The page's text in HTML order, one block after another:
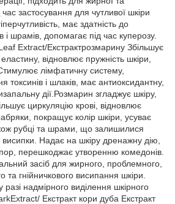
застосування для чутливої шкіри
має здатність до
і шрамів, допомагає під час куперозу.
Extract/Екстрактрозмарину Збільшує
відновлює пружність шкіри,
лімфатичну систему,
і шлаків, має антиоксидантну,
дії.Розмарин згладжує шкіру,
циркуляцію крові, відновлює
покращує колір шкіри, усуває
рубці та шрами, що залишилися
висипки. Надає на шкіру дренажну дію,
перешкоджає утворенню комедонів.
засіб для жирного, проблемного,
та гнійничкового висипання шкіри.
надмірного виділення шкірного
Екстракт кори дуба Екстракт